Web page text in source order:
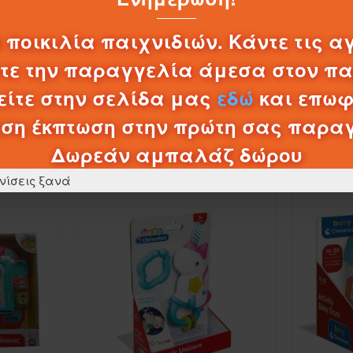
παιχνιδιών. Κάντε τις
την παραγγελία άμεσα στον
στην σελίδα μας εδώ και
έκπτωση στην πρώτη σας
Δωρεάν αμπαλάζ δώρου
ξανά
και ανθεκτικά υλικά, καθώς και με ανάγλυφες
των οπτικών, απτικών και ακουστικών ικανοτήτων, την
ΚΑΛΆΘΙ
ΠΡΟΪΌΝΤΑ ΚΑΤΗΓΟΡΊΑΣ